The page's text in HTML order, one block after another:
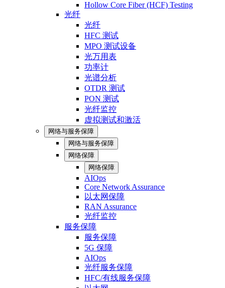
Hollow Core Fiber (HCF) Testing
光纤
光纤
HFC 测试
MPO 测试设备
光万用表
功率计
光谱分析
OTDR 测试
PON 测试
光纤监控
虚拟测试和激活
网络与服务保障
网络与服务保障
网络保障
网络保障
AIOps
Core Network Assurance
以太网保障
RAN Assurance
光纤监控
服务保障
服务保障
5G 保障
AIOps
光纤服务保障
HFC/有线服务保障